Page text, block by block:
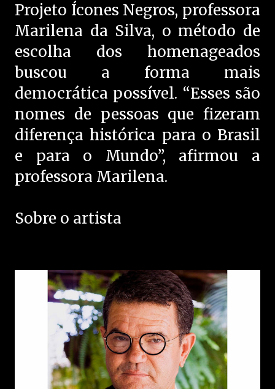
Projeto Ícones Negros, professora
Marilena da Silva, o método de
escolha dos homenageados
buscou a forma mais
democrática possível. “Esses são
nomes de pessoas que fizeram
diferença histórica para o Brasil
e para o Mundo”, afirmou a
professora Marilena.
Sobre o artista